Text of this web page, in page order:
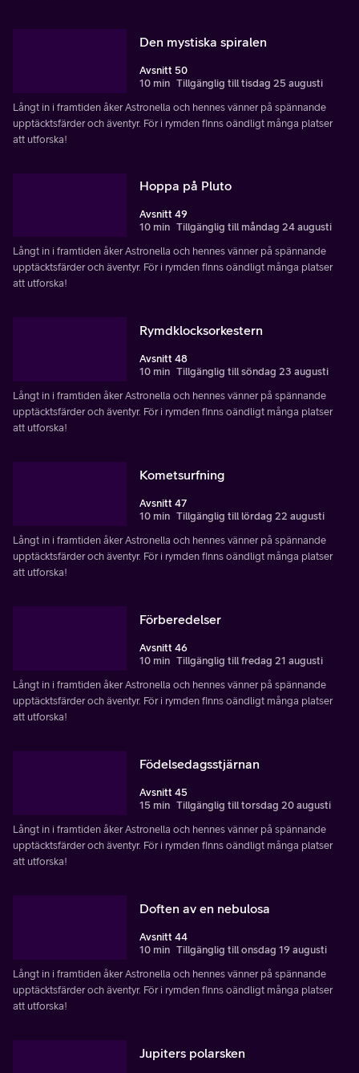
Den mystiska spiralen
Avsnitt 50
10 min Tillgänglig till tisdag 25 augusti
Långt in i framtiden åker Astronella och hennes vänner på spännande
upptäcktsfärder och äventyr. För i rymden finns oändligt många platser
att utforska!
Hoppa på Pluto
Avsnitt 49
10 min Tillgänglig till måndag 24 augusti
Långt in i framtiden åker Astronella och hennes vänner på spännande
upptäcktsfärder och äventyr. För i rymden finns oändligt många platser
att utforska!
Rymdklocksorkestern
Avsnitt 48
10 min Tillgänglig till söndag 23 augusti
Långt in i framtiden åker Astronella och hennes vänner på spännande
upptäcktsfärder och äventyr. För i rymden finns oändligt många platser
att utforska!
Kometsurfning
Avsnitt 47
10 min Tillgänglig till lördag 22 augusti
Långt in i framtiden åker Astronella och hennes vänner på spännande
upptäcktsfärder och äventyr. För i rymden finns oändligt många platser
att utforska!
Förberedelser
Avsnitt 46
10 min Tillgänglig till fredag 21 augusti
Långt in i framtiden åker Astronella och hennes vänner på spännande
upptäcktsfärder och äventyr. För i rymden finns oändligt många platser
att utforska!
Födelsedagsstjärnan
Avsnitt 45
15 min Tillgänglig till torsdag 20 augusti
Långt in i framtiden åker Astronella och hennes vänner på spännande
upptäcktsfärder och äventyr. För i rymden finns oändligt många platser
att utforska!
Doften av en nebulosa
Avsnitt 44
10 min Tillgänglig till onsdag 19 augusti
Långt in i framtiden åker Astronella och hennes vänner på spännande
upptäcktsfärder och äventyr. För i rymden finns oändligt många platser
att utforska!
Jupiters polarsken